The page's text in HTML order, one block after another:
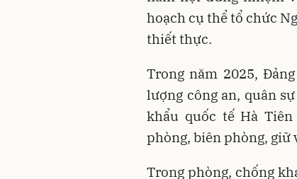
hoạch cụ thể tổ chức
thiết thực.
Trong năm 2025,
lượng công an, quân
khẩu quốc tế Hà
phòng, biên phòng, giữ
Trong phòng, chống